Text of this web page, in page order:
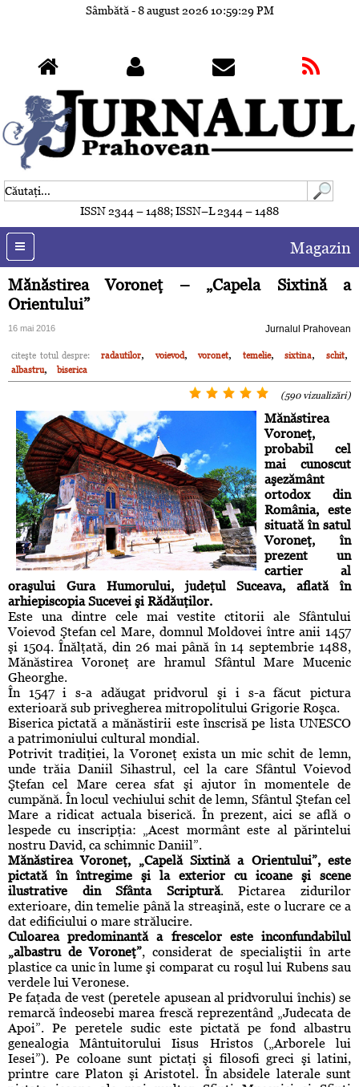
Sâmbătă - 8 august 202610:59:32 PM
ISSN 2344 – 1488; ISSN–L 2344 – 1488
Magazin
Mănăstirea Voroneţ – „Capela Sixtină a
Orientului”
16 mai 2016 Jurnalul Prahovean
citeşte totul despre: radautilor, voievod, voronet, temelie, sixtina, schit,
albastru, biserica
(590 vizualizări)
Mănăstirea
Voroneţ,
probabil cel
mai cunoscut
aşezământ
ortodox din
România, este
situată în satul
Voroneţ, în
prezent un
cartier al
oraşului Gura Humorului, judeţul Suceava, aflată în
arhiepiscopia Sucevei şi Rădăuţilor.
Este una dintre cele mai vestite ctitorii ale Sfântului
Voievod Ştefan cel Mare, domnul Moldovei între anii 1457
şi 1504. Înălţată, din 26 mai până în 14 septembrie 1488,
Mănăstirea Voroneţ are hramul Sfântul Mare Mucenic
Gheorghe.
În 1547 i s-a adăugat pridvorul şi i s-a făcut pictura
exterioară sub privegherea mitropolitului Grigorie Roşca.
Biserica pictată a mănăstirii este înscrisă pe lista UNESCO
a patrimoniului cultural mondial.
Potrivit tradiţiei, la Voroneţ exista un mic schit de lemn,
unde trăia Daniil Sihastrul, cel la care Sfântul Voievod
Ştefan cel Mare cerea sfat şi ajutor în momentele de
cumpănă. În locul vechiului schit de lemn, Sfântul Ştefan cel
Mare a ridicat actuala biserică. În prezent, aici se află o
lespede cu inscripţia: „Acest mormânt este al părintelui
nostru David, ca schimnic Daniil”.
Mănăstirea Voroneţ, „Capelă Sixtină a Orientului”, este
pictată în întregime şi la exterior cu icoane şi scene
ilustrative din Sfânta Scriptură. Pictarea zidurilor
exterioare, din temelie până la streaşină, este o lucrare ce a
dat edificiului o mare strălucire.
Culoarea predominantă a frescelor este inconfundabilul
„albastru de Voroneţ”, considerat de specialiştii în arte
plastice ca unic în lume şi comparat cu roşul lui Rubens sau
verdele lui Veronese.
Pe faţada de vest (peretele apusean al pridvorului închis) se
remarcă îndeosebi marea frescă reprezentând „Judecata de
Apoi”. Pe peretele sudic este pictată pe fond albastru
genealogia Mântuitorului Iisus Hristos („Arborele lui
Iesei”). Pe coloane sunt pictaţi şi filosofi greci şi latini,
printre care Platon şi Aristotel. În absidele laterale sunt